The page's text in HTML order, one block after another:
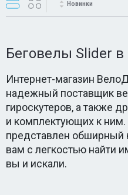
Новинки
Беговелы Slider в
Интернет-магазин
надежный поставщик
гироскутеров, а также
и комплектующих к
представлен обширный
вам с легкостью найти
вы и искали.